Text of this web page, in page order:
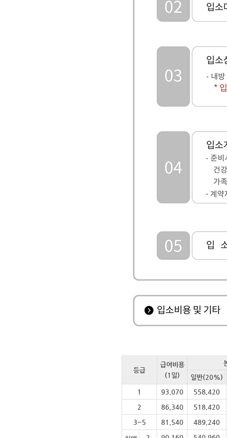
등급
급여비용
(1일)
일반(20%)
1
93,070
558,420
2
86,340
518,420
3~5
81,540 489,240